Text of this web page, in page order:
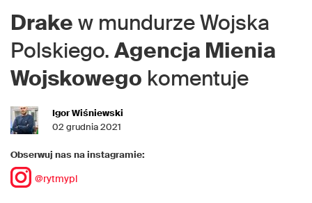
Drake w mundurze Wojska
Polskiego. Agencja Mienia
Wojskowego komentuje
Igor Wiśniewski
02 grudnia 2021
Obserwuj nas na instagramie:
@rytmypl